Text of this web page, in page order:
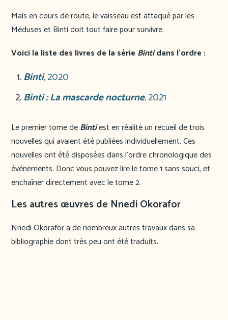
Mais en cours de route, le vaisseau est attaqué par les
Méduses et Binti doit tout faire pour survivre.
Voici la liste des livres de la série Bintidans l’ordre :
Binti, 2020
Binti : La mascarde nocturne, 2021
Le premier tome deBintiest en réalité un recueil de trois
nouvelles qui avaient été publiées individuellement. Ces
nouvelles ont été disposées dans l’ordre chronologique des
événements. Donc vous pouvez lire le tome 1 sans souci, et
enchaîner directement avec le tome 2.
Les autres œuvres de Nnedi Okorafor
Nnedi Okorafor a de nombreux autres travaux dans sa
bibliographie dont très peu ont été traduits.